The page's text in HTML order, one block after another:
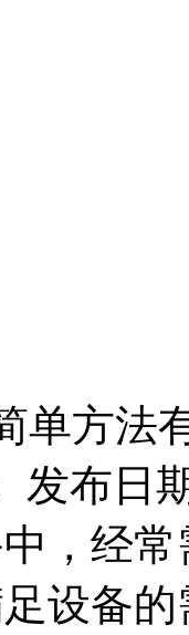
单方法
发布日
，经
设备